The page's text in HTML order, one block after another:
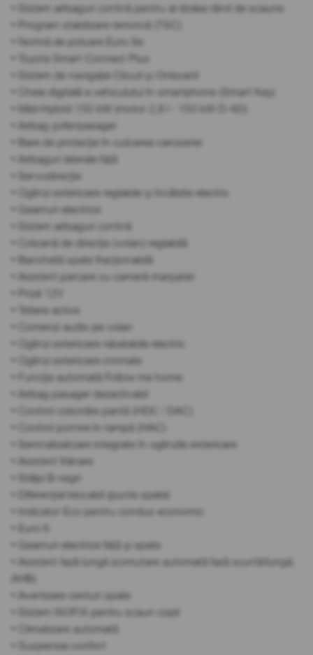
• Sistem airbaguri cortină pentru al doilea rând de scaune
• Program stabilizare remorcă (TSC)
• Normă de poluare Euro 6e
• Toyota Smart Connect Plus
• Sistem de navigație Cloud și Onboard
• Cheie digitală a vehiculului în smartphone (Smart Key)
• Mild-Hybrid 150 kW (motor 2,8 l - 150 kW D-4D)
• Airbag șofer/pasager
• Bare de protecție în culoarea caroseriei
• Airbaguri laterale față
• Servodirecție
• Oglinzi exterioare reglabile și încălzite electric
• Geamuri electrice
• Sistem airbaguri cortină
• Coloană de direcție (volan) reglabilă
• Banchetă spate fracționabilă
• Asistent parcare cu cameră marșarier
• Priză 12V
• Tetiere active
• Comenzi audio pe volan
• Oglinzi exterioare rabatabile electric
• Oglinzi exterioare cromate
• Funcție automată Follow me home
• Airbag pasager dezactivabil
• Control coborâre pantă (HDC / DAC)
• Control pornire în rampă (HAC)
• Semnalizatoare integrate în oglinzile exterioare
• Asistent frânare
• Stâlpi B negri
• Diferențial blocabil (punte spate)
• Indicator Eco pentru condus economic
• Euro 6
• Geamuri electrice față și spate
• Asistent fază lungă (comutare automată fază scurtă/lungă,
AHB)
• Avertizare centuri spate
• Sistem ISOFIX pentru scaun copil
• Climatizare automată
• Suspensie confort